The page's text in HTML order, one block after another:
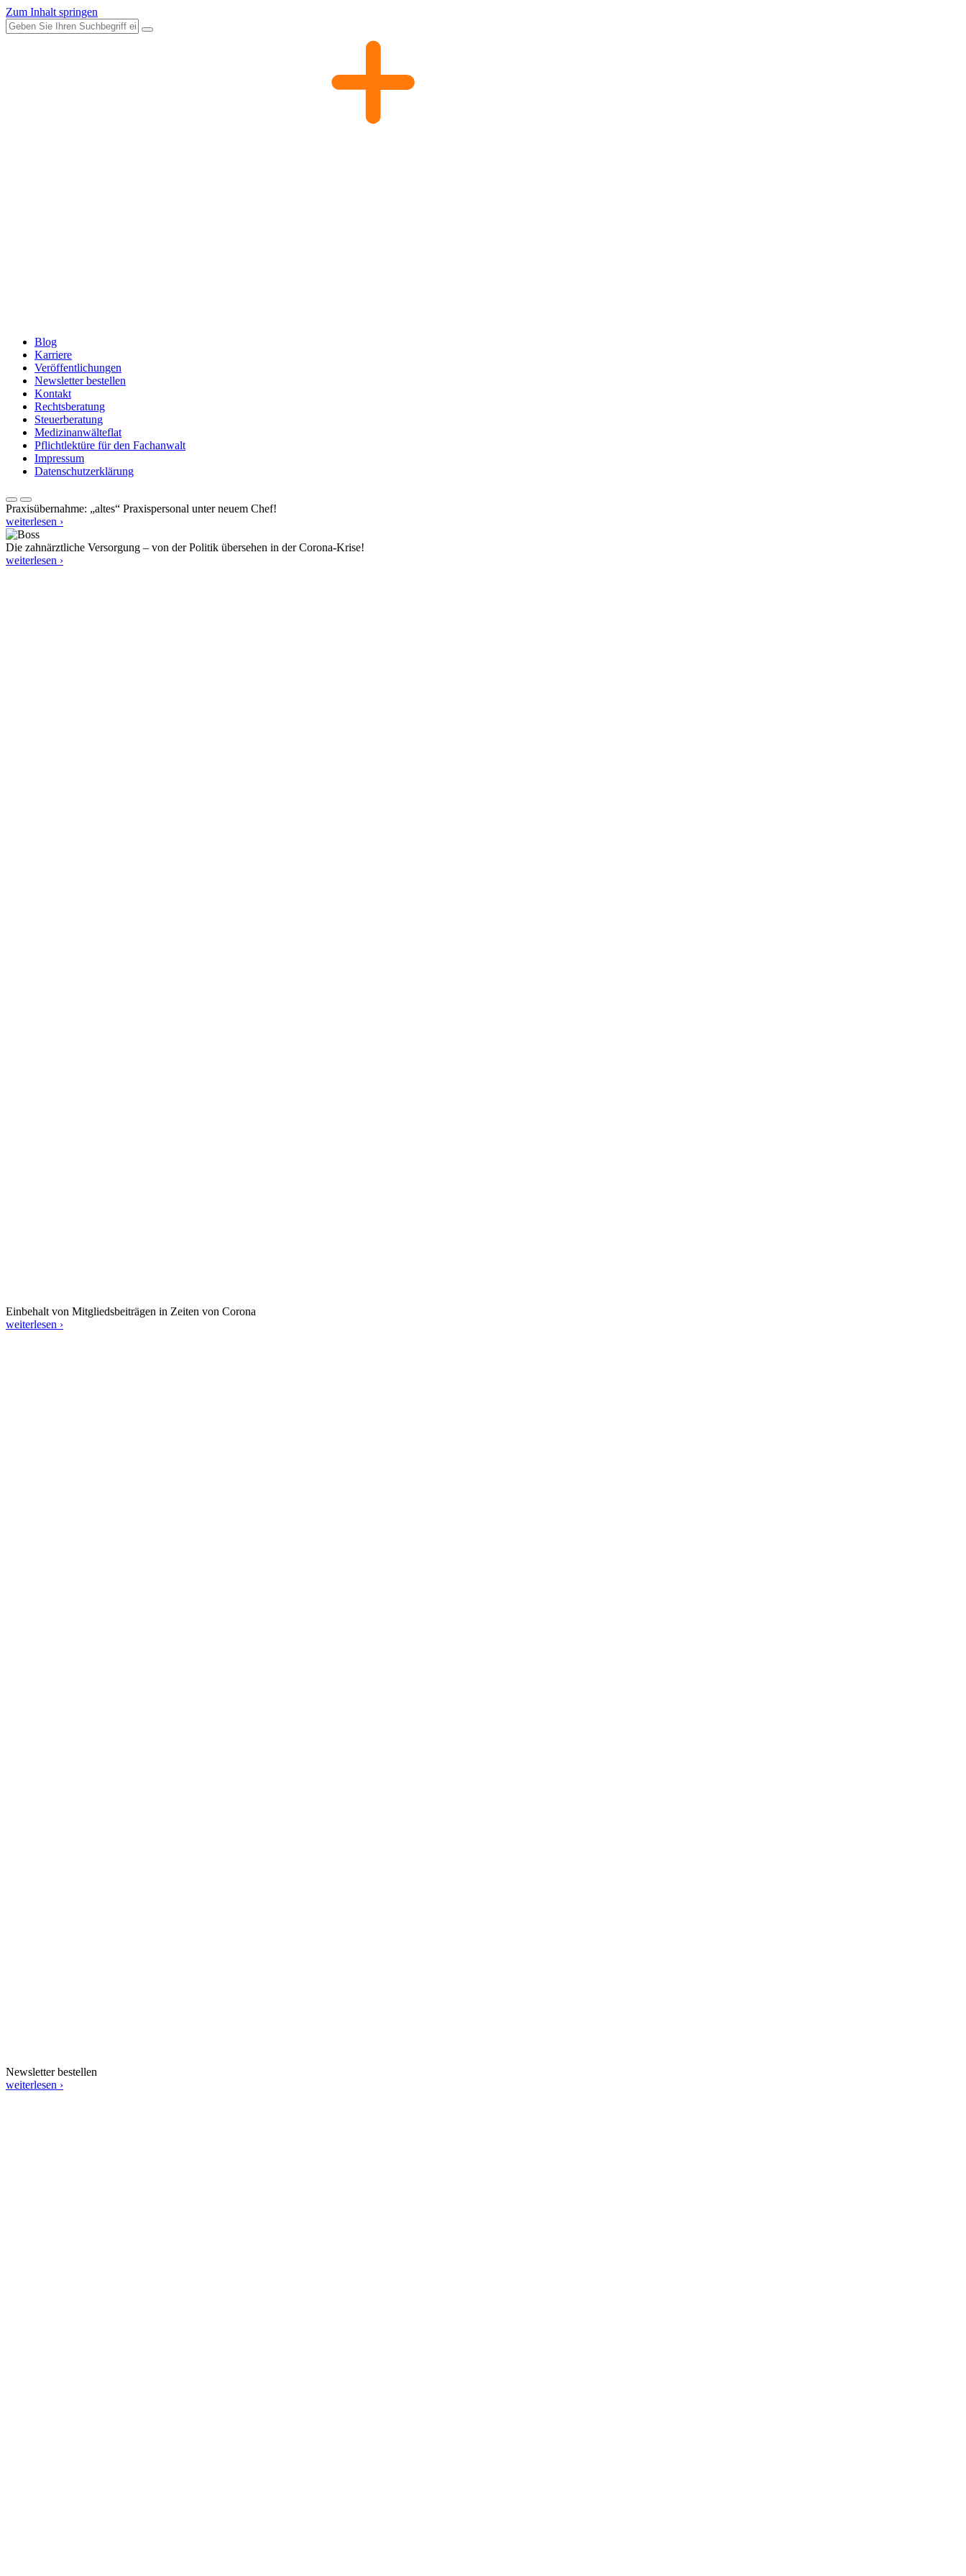
Zum Inhalt springen
Blog
Karriere
Veröffentlichungen
Newsletter bestellen
Kontakt
Rechtsberatung
Steuerberatung
Medizinanwälteflat
Pflichtlektüre für den Fachanwalt
Impressum
Datenschutzerklärung
Praxisübernahme: „altes“ Praxispersonal unter neuem Chef!
weiterlesen ›
Die zahnärztliche Versorgung – von der Politik übersehen in der Corona-Krise!
weiterlesen ›
Einbehalt von Mitgliedsbeiträgen in Zeiten von Corona
weiterlesen ›
Newsletter bestellen
weiterlesen ›